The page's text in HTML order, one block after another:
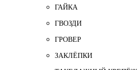
ГАЙКА
ГВОЗДИ
ГРОВЕР
ЗАКЛЁПКИ